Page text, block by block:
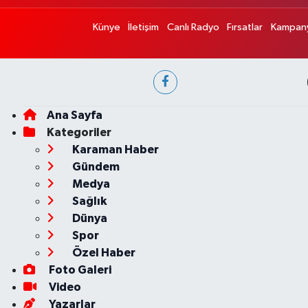
Künye İletişim Canlı Radyo Fırsatlar
Ana Sayfa
Kategoriler
Karaman Haber
Gündem
Medya
Sağlık
Dünya
Spor
Özel Haber
Foto Galeri
Video
Yazarlar